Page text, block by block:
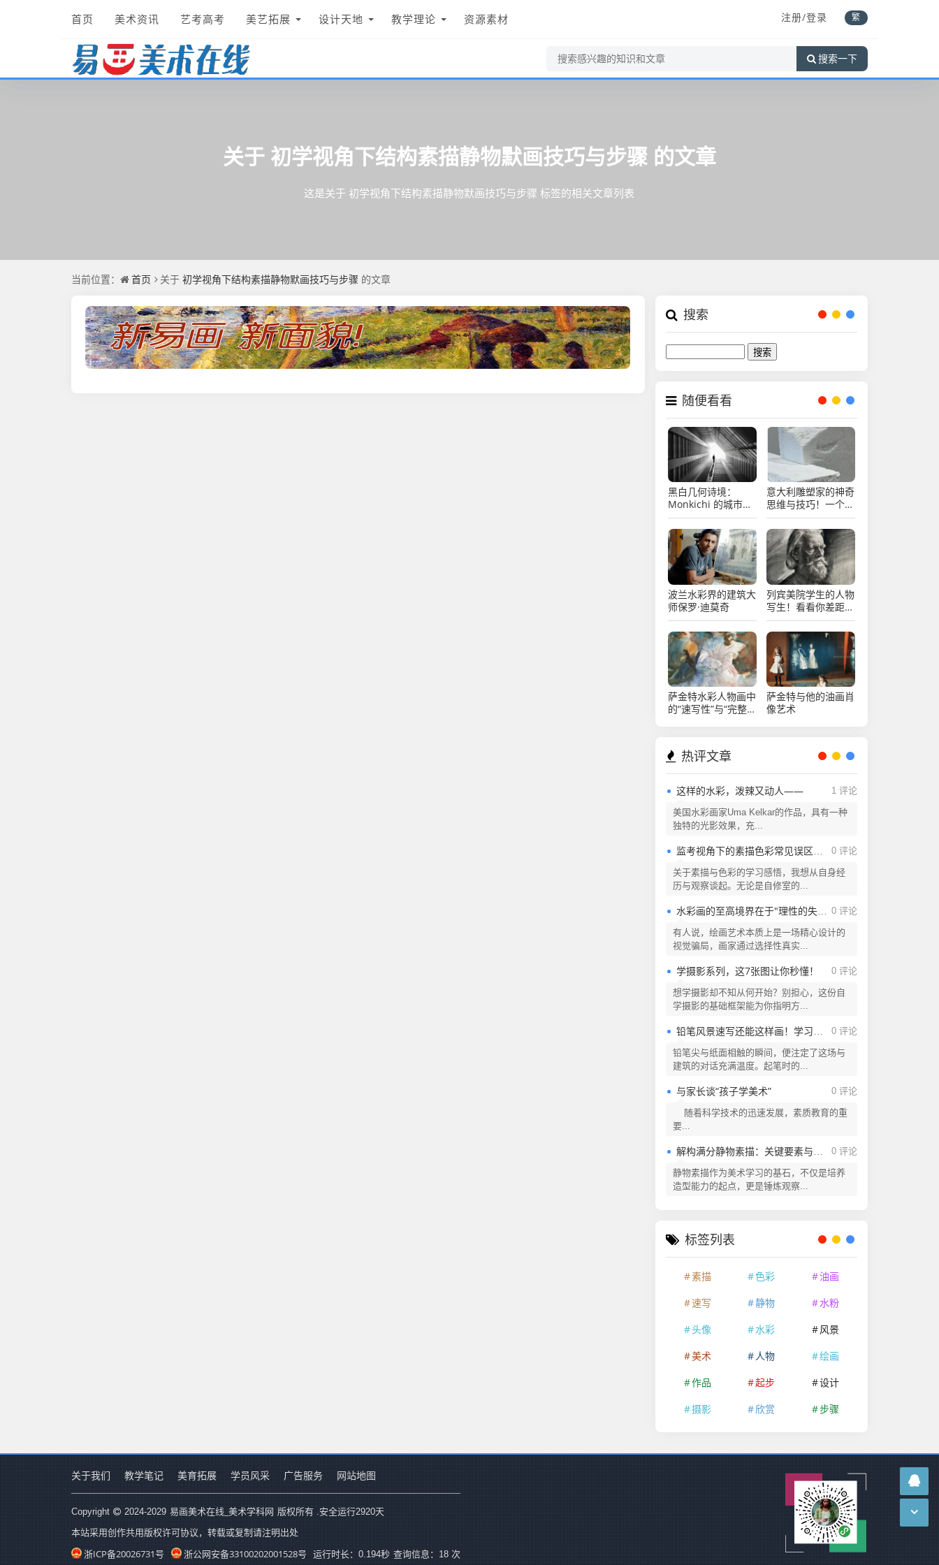
首页 美术资讯 艺考高考 美艺拓展 设计天地 教学理论 资源素材 注册/登录 繁
搜索一下
关于 初学视角下结构素描静物默画技巧与步骤 的文章
这是关于 初学视角下结构素描静物默画技巧与步骤 标签的相关文章列表
当前位置： 首页 关于 初学视角下结构素描静物默画技巧与步骤 的文章
搜索
随便看看
黑白几何诗境：
Monkichi 的城市摄
影艺术
意大利雕塑家的神奇
思维与技巧！一个字
“绝”！
波兰水彩界的建筑大
师保罗·迪莫奇
列宾美院学生的人物
写生！看看你差距大
不大？
萨金特水彩人物画中
的“速写性”与“完整
萨金特与他的油画肖
像艺术
热评文章
1 评论
这样的水彩，泼辣又动人——
美国水彩画家Uma Kelkar的作品，具有一种
独特的光影效果，充...
0 评论
监考视角下的素描色彩常见误区解析
关于素描与色彩的学习感悟，我想从自身经
历与观察谈起。无论是自修室的...
0 评论
水彩画的至高境界在于"理性的失控"
有人说，绘画艺术本质上是一场精心设计的
视觉骗局，画家通过选择性真实...
0 评论
学摄影系列，这7张图让你秒懂！
想学摄影却不知从何开始？别担心，这份自
学摄影的基础框架能为你指明方...
0 评论
铅笔风景速写还能这样画！学习一下！
铅笔尖与纸面相触的瞬间，便注定了这场与
建筑的对话充满温度。起笔时的...
0 评论
与家长谈“孩子学美术”
随着科学技术的迅速发展，素质教育的重
要...
0 评论
解构满分静物素描：关键要素与创作逻辑
静物素描作为美术学习的基石，不仅是培养
造型能力的起点，更是锤炼观察...
标签列表
素描 色彩
油画
速写
静物
水粉
头像
水彩
风景
美术
人物
绘画
作品
起步
设计
摄影
欣赏 步骤
关于我们 教学笔记 美育拓展 学员风采 广告服务 网站地图
Copyright 2024-2029 易画美术在线_美术学科网 版权所有 .安全运行2920天
本站采用创作共用版权许可协议，转载或复制请注明出处
浙ICP备20026731号 浙公网安备33100202001528号 运行时长：0.194秒 查询信息：18 次